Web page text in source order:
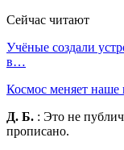
Сейчас читают
Учёные создали
в…
Космос меняет наше
Д. Б. : Это не
прописано.